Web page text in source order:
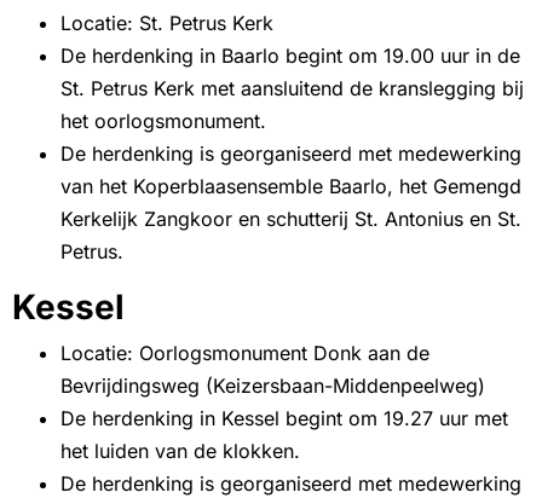
Locatie: St. Petrus Kerk
De herdenking in Baarlo begint om 19.00 uur in de
St. Petrus Kerk met aansluitend de kranslegging bij
het oorlogsmonument.
De herdenking is georganiseerd met medewerking
van het Koperblaasensemble Baarlo, het Gemengd
Kerkelijk Zangkoor en schutterij St. Antonius en St.
Petrus.
Kessel
Locatie: Oorlogsmonument Donk aan de
Bevrijdingsweg (Keizersbaan-Middenpeelweg)
De herdenking in Kessel begint om 19.27 uur met
het luiden van de klokken.
De herdenking is georganiseerd met medewerking